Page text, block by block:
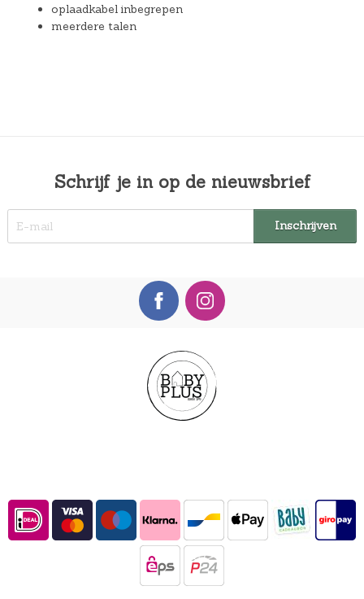
oplaadkabel inbegrepen
meerdere talen
Schrijf je in op de nieuwsbrief